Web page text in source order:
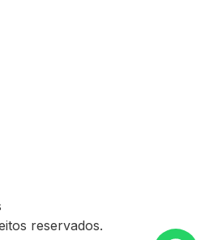
reservados.